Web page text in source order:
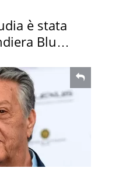
è stata
Blu